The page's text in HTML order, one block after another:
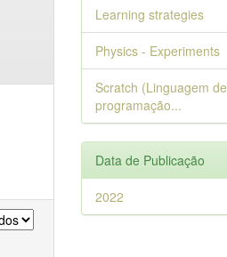
Learning strategies
Physics - Experiments
Scratch (Linguagem de
programação...
Data de Publicação
2022